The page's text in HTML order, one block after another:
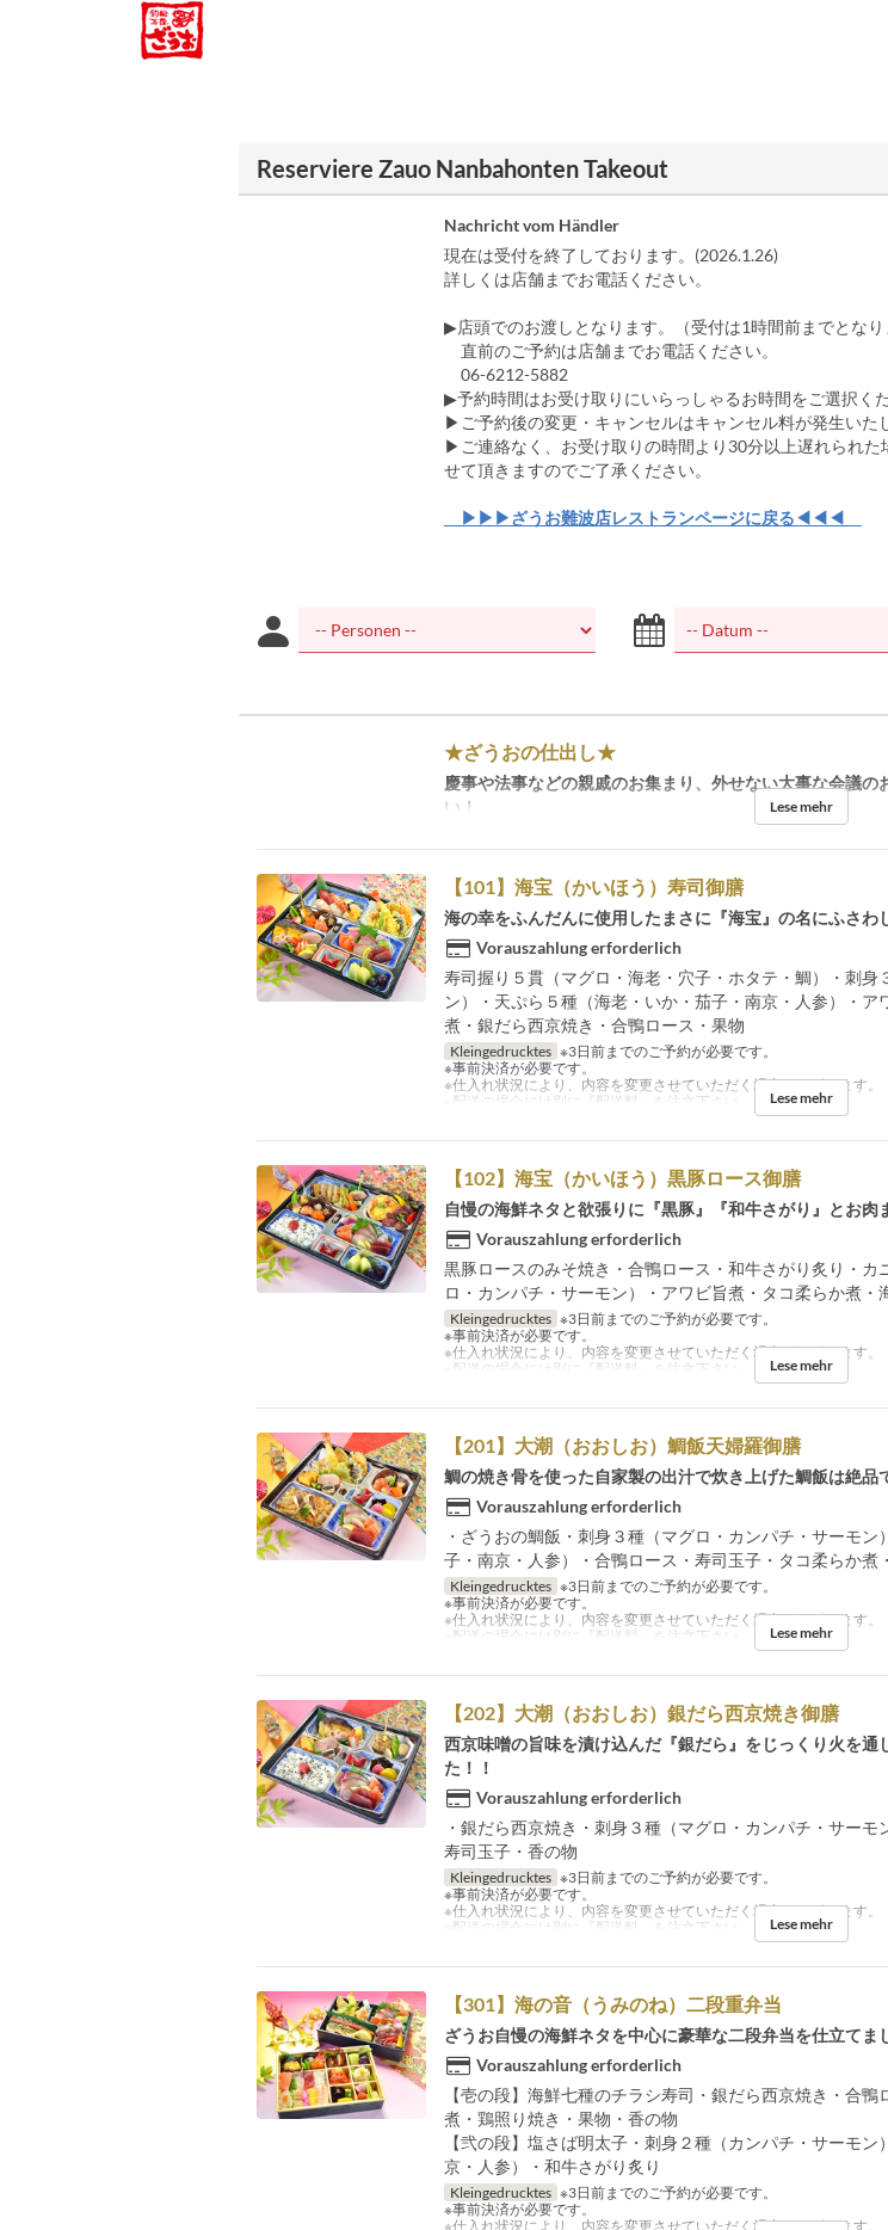
Reserviere Zauo Nanbahonten Takeout
Nachricht vom Händler
現在は受付を終了しております。(2026.1.26)
詳しくは店舗までお電話ください。
▶店頭でのお渡しとなります。（受付は1時間前までとなり
直前のご予約は店舗までお電話ください。
06-6212-5882
▶予約時間はお受け取りにいらっしゃるお時間をご選択くだ
▶ご予約後の変更・キャンセルはキャンセル料が発生いた
▶ご連絡なく、お受け取りの時間より30分以上遅れられた
せて頂きますのでご了承ください。
▶▶▶ざうお難波店レストランページに戻る◀◀◀
★ざうおの仕出し★
慶事や法事などの親戚のお集まり、外せない大事な会議の
い！
Lese mehr
【101】海宝（かいほう）寿司御膳
海の幸をふんだんに使用したまさに『海宝』の名にふさわ
Vorauszahlung erforderlich
寿司握り５貫（マグロ・海老・穴子・ホタテ・鯛）・刺身
ン）・天ぷら５種（海老・いか・茄子・南京・人参）・
煮・銀だら西京焼き・合鴨ロース・果物
Kleingedrucktes ※3日前までのご予約が必要です。
※事前決済が必要です。
※仕入れ状況により、内容を変更させていただく場合がございます。
※配送の場合には別に『配送料』を注文下さい。
Lese mehr
【102】海宝（かいほう）黒豚ロース御膳
自慢の海鮮ネタと欲張りに『黒豚』『和牛さがり』とお肉
Vorauszahlung erforderlich
黒豚ロースのみそ焼き・合鴨ロース・和牛さがり炙り・カ
ロ・カンパチ・サーモン）・アワビ旨煮・タコ柔らか煮・
Kleingedrucktes ※3日前までのご予約が必要です。
※事前決済が必要です。
※仕入れ状況により、内容を変更させていただく場合がございます。
※配送の場合には別に『配送料』を注文下さい。
Lese mehr
【201】大潮（おおしお）鯛飯天婦羅御膳
鯛の焼き骨を使った自家製の出汁で炊き上げた鯛飯は絶品
Vorauszahlung erforderlich
・ざうおの鯛飯・刺身３種（マグロ・カンパチ・サーモ
子・南京・人参）・合鴨ロース・寿司玉子・タコ柔らか煮
Kleingedrucktes ※3日前までのご予約が必要です。
※事前決済が必要です。
※仕入れ状況により、内容を変更させていただく場合がございます。
※配送の場合には別に『配送料』を注文下さい。
Lese mehr
【202】大潮（おおしお）銀だら西京焼き御膳
西京味噌の旨味を漬け込んだ『銀だら』をじっくり火を通
た！！
Vorauszahlung erforderlich
・銀だら西京焼き・刺身３種（マグロ・カンパチ・サーモ
寿司玉子・香の物
Kleingedrucktes ※3日前までのご予約が必要です。
※事前決済が必要です。
※仕入れ状況により、内容を変更させていただく場合がございます。
※配送の場合には別に『配送料』を注文下さい。
Lese mehr
【301】海の音（うみのね）二段重弁当
ざうお自慢の海鮮ネタを中心に豪華な二段弁当を仕立てま
Vorauszahlung erforderlich
【壱の段】海鮮七種のチラシ寿司・銀だら西京焼き・合
煮・鶏照り焼き・果物・香の物
【弐の段】塩さば明太子・刺身２種（カンパチ・サーモ
京・人参）・和牛さがり炙り
Kleingedrucktes ※3日前までのご予約が必要です。
※事前決済が必要です。
※仕入れ状況により、内容を変更させていただく場合がございます。